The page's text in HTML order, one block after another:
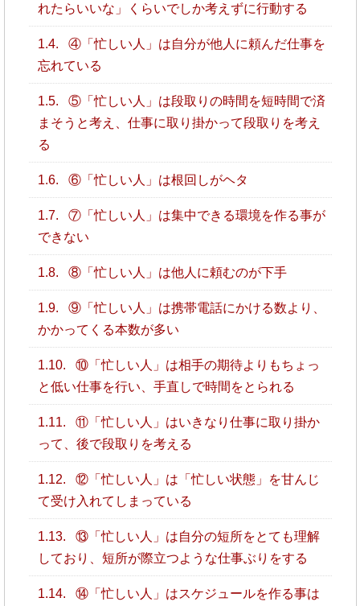
れたらいいな」くらいでしか考えずに行動する
1.4.
④「忙しい人」は自分が他人に頼んだ仕事を
忘れている
1.5.
⑤「忙しい人」は段取りの時間を短時間で済
まそうと考え、仕事に取り掛かって段取りを考え
る
1.6. ⑥「忙しい人」は根回しがヘタ
1.7.
⑦「忙しい人」は集中できる環境を作る事が
できない
1.8. ⑧「忙しい人」は他人に頼むのが下手
1.9.
⑨「忙しい人」は携帯電話にかける数より、
かかってくる本数が多い
1.10.
⑩「忙しい人」は相手の期待よりもちょっ
と低い仕事を行い、手直しで時間をとられる
1.11.
⑪「忙しい人」はいきなり仕事に取り掛か
って、後で段取りを考える
1.12.
⑫「忙しい人」は「忙しい状態」を甘んじ
て受け入れてしまっている
1.13.
⑬「忙しい人」は自分の短所をとても理解
しており、短所が際立つような仕事ぶりをする
1.14.
⑭「忙しい人」はスケジュールを作る事は